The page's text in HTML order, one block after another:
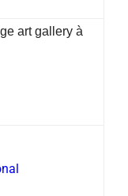
art gallery à